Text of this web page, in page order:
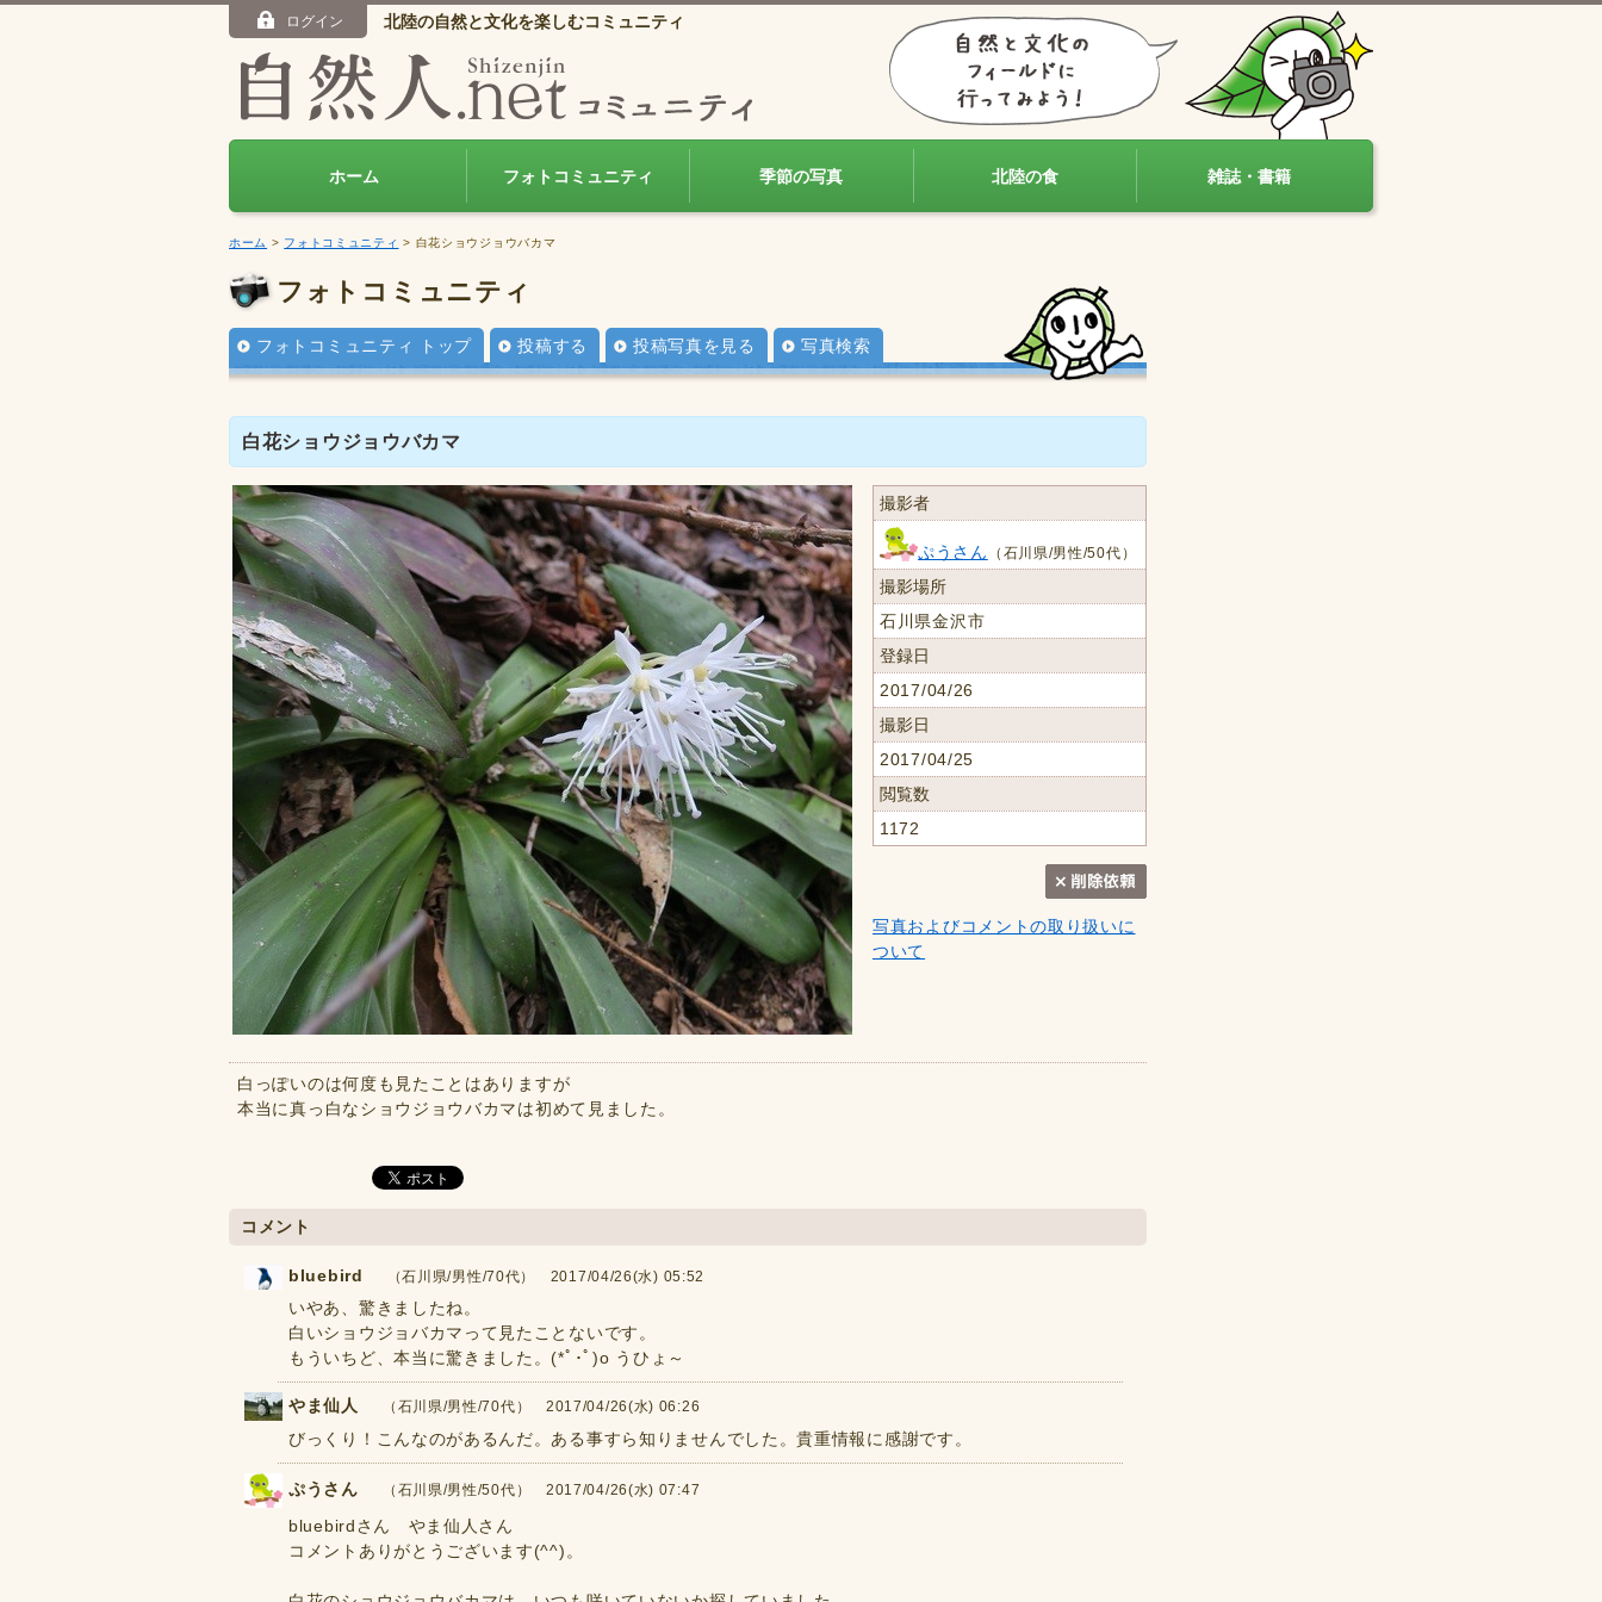
ログイン 北陸の自然と文化を楽しむコミュニティ
ホーム フォトコミュニティ 季節の写真 北陸の食 雑誌・書籍
ホーム > フォトコミュニティ > 白花ショウジョウバカマ
フォトコミュニティ
フォトコミュニティ トップ 投稿する 投稿写真を見る 写真検索
白花ショウジョウバカマ
撮影者
ぷうさん （石川県/男性/50代）
撮影場所
石川県金沢市
登録日
2017/04/26
撮影日
2017/04/25
閲覧数
1172
写真およびコメントの取り扱いに
ついて
白っぽいのは何度も見たことはありますが
本当に真っ白なショウジョウバカマは初めて見ました。
コメント
bluebird （石川県/男性/70代） 2017/04/26(水) 05:52
いやあ、驚きましたね。
白いショウジョバカマって見たことないです。
もういちど、本当に驚きました。(*ﾟ･ﾟ)o うひょ～
やま仙人 （石川県/男性/70代） 2017/04/26(水) 06:26
びっくり！こんなのがあるんだ。ある事すら知りませんでした。貴重情報に感謝です。
ぷうさん （石川県/男性/50代） 2017/04/26(水) 07:47
bluebirdさん やま仙人さん
コメントありがとうございます(^^)。